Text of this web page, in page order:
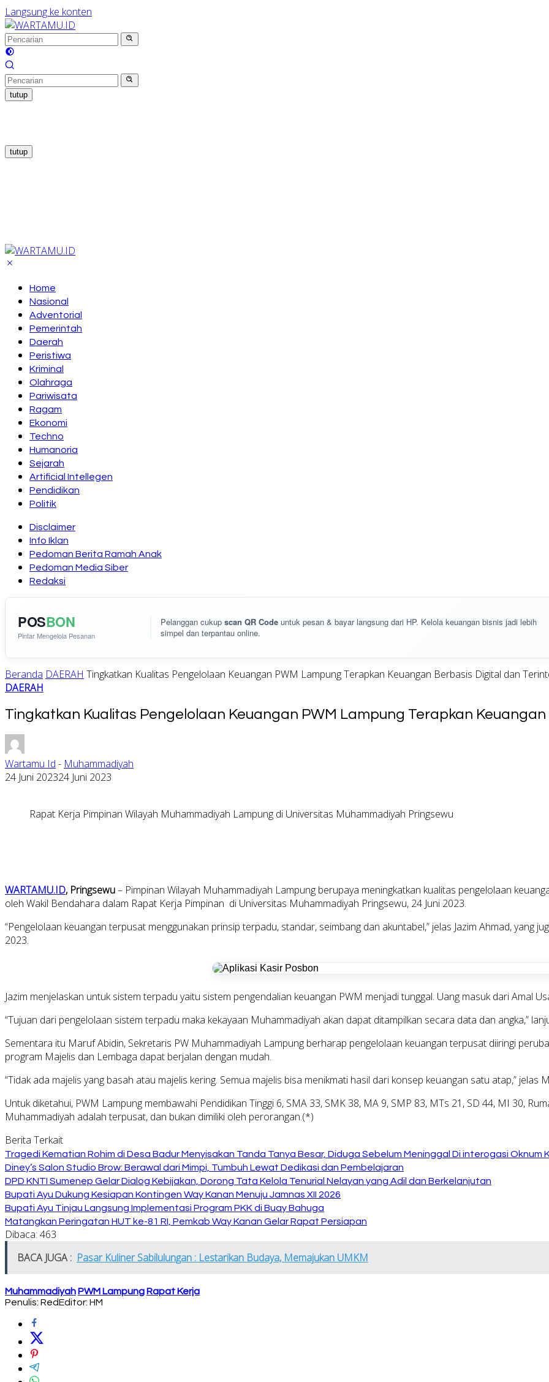
Langsung ke konten
tutup
tutup
Home
Nasional
Adventorial
Pemerintah
Daerah
Peristiwa
Kriminal
Olahraga
Pariwisata
Ragam
Ekonomi
Techno
Humanoria
Sejarah
Artificial Intellegen
Pendidikan
Politik
Disclaimer
Info Iklan
Pedoman Berita Ramah Anak
Pedoman Media Siber
Redaksi
POSBON
Pintar Mengelola Pesanan
Pelanggan cukup scan QR Code untuk pesan & bayar langsung dari HP. Kelola keuangan bisnis jadi lebih
simpel dan terpantau online.
Beranda DAERAH Tingkatkan Kualitas Pengelolaan Keuangan PWM Lampung Terapkan Keuangan Berbasis Digital dan
DAERAH
Tingkatkan Kualitas Pengelolaan Keuangan PWM Lampung Terapkan
Wartamu Id - Muhammadiyah
24 Juni 202324 Juni 2023
Rapat Kerja Pimpinan Wilayah Muhammadiyah Lampung di Universitas Muhammadiyah Pringsewu
WARTAMU.ID, Pringsewu– Pimpinan Wilayah Muhammadiyah Lampung berupaya meningkatkan kualitas pengelolaan
oleh Wakil Bendahara dalam Rapat Kerja Pimpinan di Universitas Muhammadiyah Pringsewu, 24 Juni 2023.
“Pengelolaan keuangan terpusat menggunakan prinsip terpadu, standar, seimbang dan akuntabel,” jelas Jazim Ahmad, yang
2023.
Jazim menjelaskan untuk sistem terpadu yaitu sistem pengendalian keuangan PWM menjadi tunggal. Uang masuk dari Amal
“Tujuan dari pengelolaan sistem terpadu maka kekayaan Muhammadiyah akan dapat ditampilkan secara data dan angka,”
Sementara itu Maruf Abidin, Sekretaris PW Muhammadiyah Lampung berharap pengelolaan keuangan terpusat diiringi
program Majelis dan Lembaga dapat berjalan dengan mudah.
“Tidak ada majelis yang basah atau majelis kering. Semua majelis bisa menikmati hasil dari konsep keuangan satu atap,” jelas
Untuk diketahui, PWM Lampung membawahi Pendidikan Tinggi 6, SMA 33, SMK 38, MA 9, SMP 83, MTs 21, SD 44, MI 30,
Muhammadiyah adalah terpusat, dan bukan dimiliki oleh perorangan.(*)
Berita Terkait
Tragedi Kematian Rohim di Desa Badur Menyisakan Tanda Tanya Besar, Diduga Sebelum Meninggal Di interogasi Oknum
Diney’s Salon Studio Brow: Berawal dari Mimpi, Tumbuh Lewat Dedikasi dan Pembelajaran
DPD KNTI Sumenep Gelar Dialog Kebijakan, Dorong Tata Kelola Tenurial Nelayan yang Adil dan Berkelanjutan
Bupati Ayu Dukung Kesiapan Kontingen Way Kanan Menuju Jamnas XII 2026
Bupati Ayu Tinjau Langsung Implementasi Program PKK di Buay Bahuga
Matangkan Peringatan HUT ke-81 RI, Pemkab Way Kanan Gelar Rapat Persiapan
Dibaca: 463
BACA JUGA : Pasar Kuliner Sabilulungan : Lestarikan Budaya, Memajukan UMKM
Muhammadiyah PWM Lampung Rapat Kerja
Penulis: RedEditor: HM